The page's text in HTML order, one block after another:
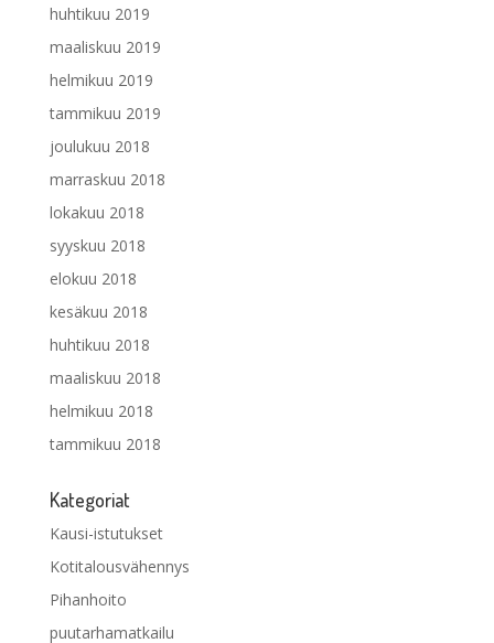
huhtikuu 2019
maaliskuu 2019
helmikuu 2019
tammikuu 2019
joulukuu 2018
marraskuu 2018
lokakuu 2018
syyskuu 2018
elokuu 2018
kesäkuu 2018
huhtikuu 2018
maaliskuu 2018
helmikuu 2018
tammikuu 2018
Kategoriat
Kausi-istutukset
Kotitalousvähennys
Pihanhoito
puutarhamatkailu